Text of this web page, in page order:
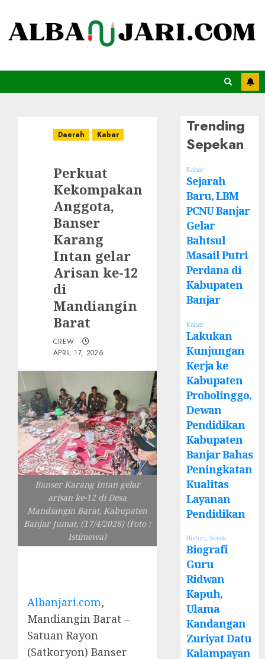
Daerah Kabar
Perkuat
Kekompakan
Anggota,
Banser
Karang
Intan gelar
Arisan ke-12
di
Mandiangin
Barat
CREW
APRIL 17, 2026
Banser Karang Intan gelar
arisan ke-12 di Desa
Mandiangin Barat, Kabupaten
Banjar Jumat, (17/4/2026) (Foto :
Istimewa)
Albanjari.com,
Mandiangin Barat –
Satuan Rayon
(Satkoryon) Banser
Trending
Sepekan
Kabar
Sejarah
Baru, LBM
PCNU Banjar
Gelar
Bahtsul
Masail Putri
Perdana di
Kabupaten
Banjar
Kabar
Lakukan
Kunjungan
Kerja ke
Kabupaten
Probolinggo,
Dewan
Pendidikan
Kabupaten
Banjar Bahas
Peningkatan
Kualitas
Layanan
Pendidikan
Histori Sosok
Biografi
Guru
Ridwan
Kapuh,
Ulama
Kandangan
Zuriyat Datu
Kalampayan